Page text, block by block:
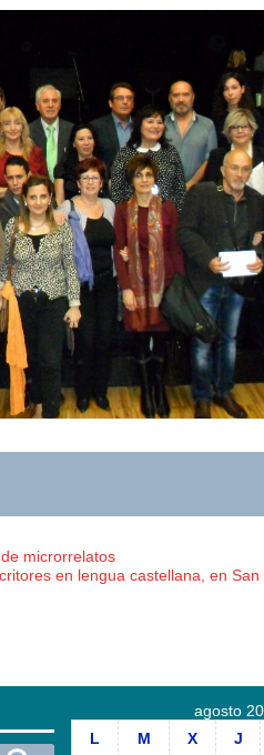
microrrelatos
en lengua castellana, en
agosto
L
M X J